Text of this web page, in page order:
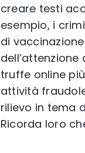
creare testi
esempio, i
di
truffe online
attività
rilievo in tema
Ricorda loro